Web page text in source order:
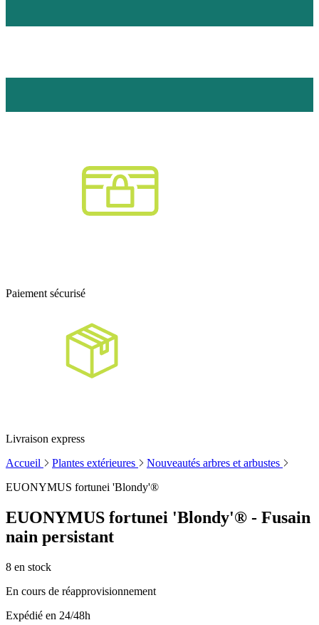
Paiement sécurisé
Livraison express
Accueil
Plantes extérieures
Nouveautés arbres et arbustes
EUONYMUS fortunei 'Blondy'®
EUONYMUS fortunei 'Blondy'® - Fusain
nain persistant
8 en stock
En cours de réapprovisionnement
Expédié en 24/48h